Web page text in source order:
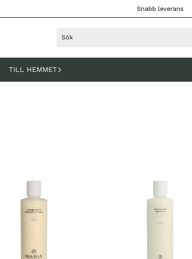
Snabb leverans
TILL HEMMET